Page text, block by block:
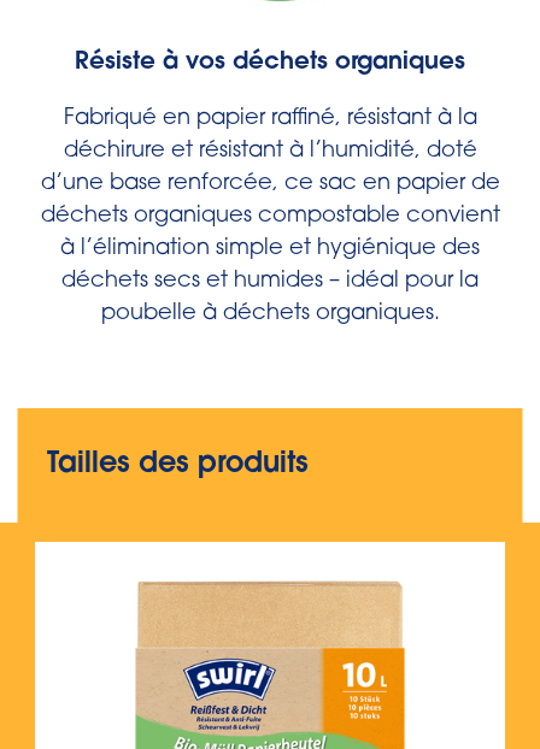
Résiste à vos déchets organiques
Fabriqué en papier raffiné, résistant à la
déchirure et résistant à l’humidité, doté
d’une base renforcée, ce sac en papier de
déchets organiques compostable convient
à l’élimination simple et hygiénique des
déchets secs et humides – idéal pour la
poubelle à déchets organiques.
Tailles des produits